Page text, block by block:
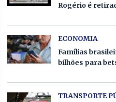
Rogério é
ECONOMIA
Famílias
bilhões para
TRANSPORTE